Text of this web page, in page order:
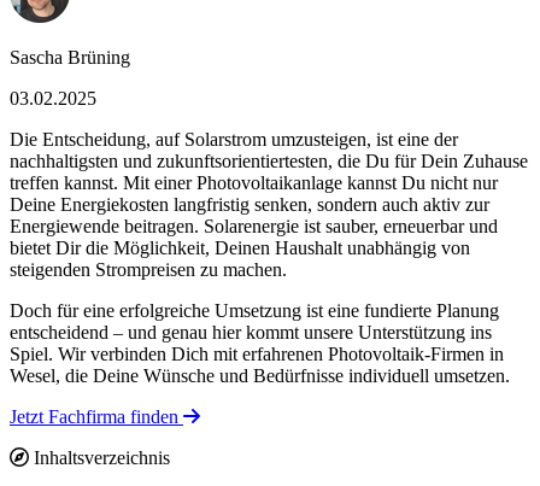
Sascha Brüning
03.02.2025
Die Entscheidung, auf Solarstrom umzusteigen, ist eine der
nachhaltigsten und zukunftsorientiertesten, die Du für Dein Zuhause
treffen kannst. Mit einer Photovoltaikanlage kannst Du nicht nur
Deine Energiekosten langfristig senken, sondern auch aktiv zur
Energiewende beitragen. Solarenergie ist sauber, erneuerbar und
bietet Dir die Möglichkeit, Deinen Haushalt unabhängig von
steigenden Strompreisen zu machen.
Doch für eine erfolgreiche Umsetzung ist eine fundierte Planung
entscheidend – und genau hier kommt unsere Unterstützung ins
Spiel. Wir verbinden Dich mit erfahrenen Photovoltaik-Firmen in
Wesel, die Deine Wünsche und Bedürfnisse individuell umsetzen.
Jetzt Fachfirma finden
Inhaltsverzeichnis